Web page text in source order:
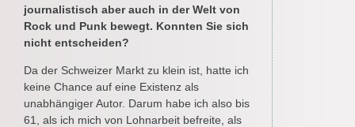
journalistisch aber auch in der Welt von
Rock und Punk bewegt. Konnten Sie sich
nicht entscheiden?
Da der Schweizer Markt zu klein ist, hatte ich
keine Chance auf eine Existenz als
unabhängiger Autor. Darum habe ich also bis
61, als ich mich von Lohnarbeit befreite, als